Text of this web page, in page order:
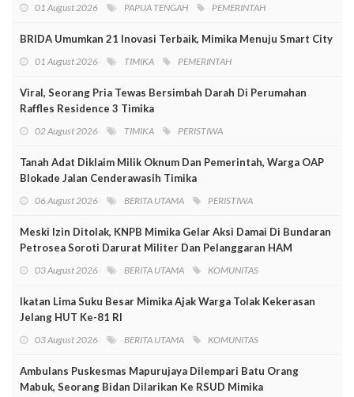
01 August 2026 PAPUA TENGAH PEMERINTAH
BRIDA Umumkan 21 Inovasi Terbaik, Mimika Menuju Smart City
01 August 2026 TIMIKA PEMERINTAH
Viral, Seorang Pria Tewas Bersimbah Darah Di Perumahan
Raffles Residence 3 Timika
02 August 2026 TIMIKA PERISTIWA
Tanah Adat Diklaim Milik Oknum Dan Pemerintah, Warga OAP
Blokade Jalan Cenderawasih Timika
06 August 2026 BERITA UTAMA PERISTIWA
Meski Izin Ditolak, KNPB Mimika Gelar Aksi Damai Di Bundaran
Petrosea Soroti Darurat Militer Dan Pelanggaran HAM
03 August 2026 BERITA UTAMA KOMUNITAS
Ikatan Lima Suku Besar Mimika Ajak Warga Tolak Kekerasan
Jelang HUT Ke-81 RI
03 August 2026 BERITA UTAMA KOMUNITAS
Ambulans Puskesmas Mapurujaya Dilempari Batu Orang
Mabuk, Seorang Bidan Dilarikan Ke RSUD Mimika